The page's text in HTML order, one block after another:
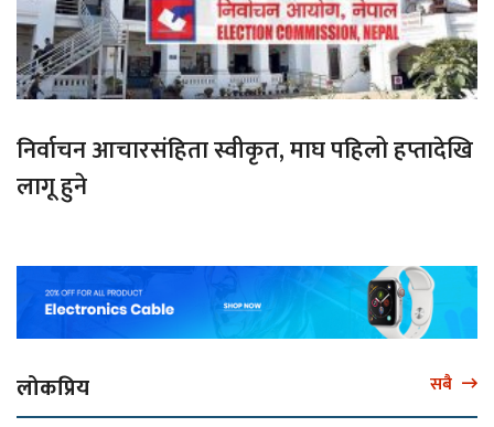
निर्वाचन आचारसंहिता स्वीकृत, माघ पहिलो हप्तादेखि
लागू हुने
लोकप्रिय सबै